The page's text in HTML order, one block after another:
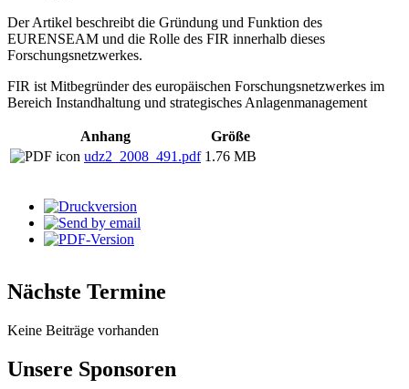
Der Artikel beschreibt die Gründung und Funktion des
EURENSEAM und die Rolle des FIR innerhalb dieses
Forschungsnetzwerkes.
FIR ist Mitbegründer des europäischen Forschungsnetzwerkes im
Bereich Instandhaltung und strategisches Anlagenmanagement
Anhang
Größe
udz2_2008_491.pdf 1.76 MB
Nächste Termine
Keine Beiträge vorhanden
Unsere Sponsoren